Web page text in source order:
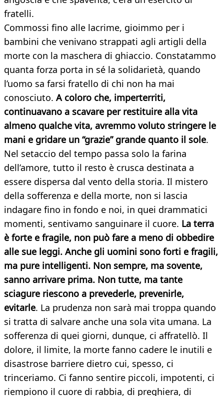
fratelli.
Commossi fino alle lacrime, gioimmo per i
bambini che venivano strappati agli artigli della
morte con la maschera di ghiaccio. Constatammo
quanta forza porta in sé la solidarietà, quando
l’uomo sa farsi fratello di chi non ha mai
conosciuto. A coloro che, imperterriti,
continuavano a scavare per restituire alla vita
almeno qualche vita, avremmo voluto stringere le
mani e gridare un “grazie” grande quanto il sole.
Nel setaccio del tempo passa solo la farina
dell’amore, tutto il resto è crusca destinata a
essere dispersa dal vento della storia. Il mistero
della sofferenza e della morte, non si lascia
indagare fino in fondo e noi, in quei drammatici
momenti, sentivamo sanguinare il cuore. La terra
è forte e fragile, non può fare a meno di obbedire
alle sue leggi. Anche gli uomini sono forti e fragili,
ma pure intelligenti. Non sempre, ma sovente,
sanno arrivare prima. Non tutte, ma tante
sciagure riescono a prevederle, prevenirle,
evitarle. La prudenza non sarà mai troppa quando
si tratta di salvare anche una sola vita umana. La
sofferenza di quei giorni, dunque, ci affratellò. Il
dolore, il limite, la morte fanno cadere le inutili e
disastrose barriere dietro cui, spesso, ci
trinceriamo. Ci fanno sentire piccoli, impotenti, ci
riempiono il cuore di rabbia, di preghiera, di